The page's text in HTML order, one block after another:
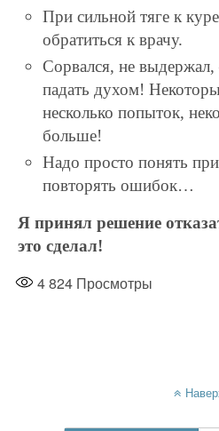
При сильной тяге к
обратиться к врачу.
Сорвался, не
падать духом!
несколько попыток,
больше!
Надо просто понять
повторять ошибок…
Я принял решение
это сделал!
4 824 Просмотры